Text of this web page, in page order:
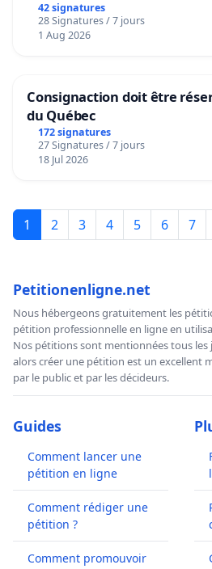
42 signatures
28 Signatures / 7 jours
1 Aug 2026
Consignaction doit être
du Québec
172 signatures
27 Signatures / 7 jours
18 Jul 2026
1 2 3 4 5 6 7
Petitionenligne.net
Nous hébergeons gratuitement les
pétition professionnelle en ligne en
Nos pétitions sont mentionnées tous les
alors créer une pétition est un excellent
par le public et par les décideurs.
Guides
Comment lancer une
pétition en ligne
Comment rédiger une
pétition ?
Comment promouvoir